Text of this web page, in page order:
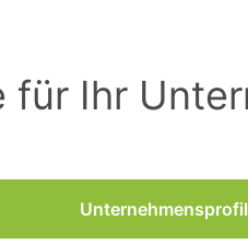
für Ihr